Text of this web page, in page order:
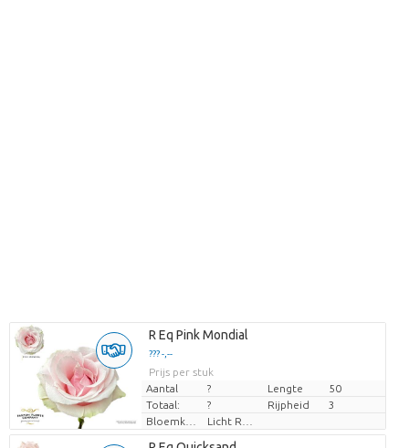
Laden...
??? -,--
Prijs per stuk
R Eq Pink Mondial
??? -,--
Prijs per stuk
Aantal
? Lengte
50
Totaal:
? Rijpheid
3
Bloemkleur